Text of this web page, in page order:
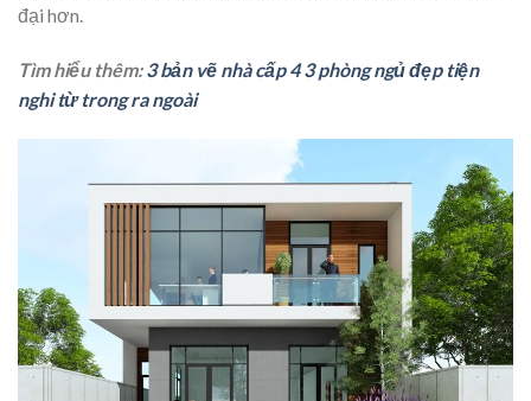
đại hơn.
Tìm hiểu thêm:3 bản vẽ nhà cấp 4 3 phòng ngủ đẹp tiện
nghi từ trong ra ngoài